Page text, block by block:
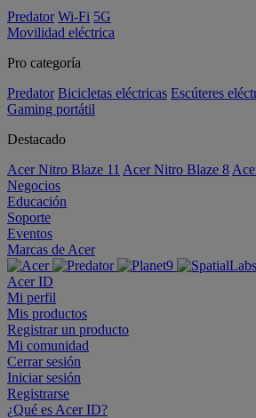
Predator Wi-Fi 5G
Movilidad eléctrica
Pro categoría
Predator Bicicletas eléctricas Escúteres
Gaming portátil
Destacado
Acer Nitro Blaze 11 Acer Nitro Blaze 8
Negocios
Educación
Soporte
Eventos
Marcas de Acer
Acer ID
Mi perfil
Mis productos
Registrar un producto
Mi comunidad
Cerrar sesión
Iniciar sesión
Registrarse
¿Qué es Acer ID?